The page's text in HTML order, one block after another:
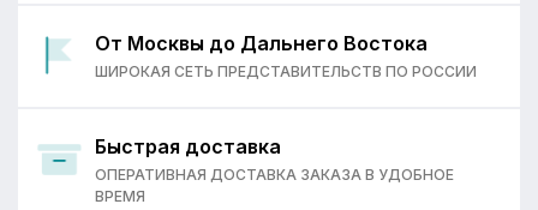
От Москвы до Дальнего Востока
ШИРОКАЯ СЕТЬ ПРЕДСТАВИТЕЛЬСТВ ПО РОССИИ
Быстрая доставка
ОПЕРАТИВНАЯ ДОСТАВКА ЗАКАЗА В УДОБНОЕ
ВРЕМЯ